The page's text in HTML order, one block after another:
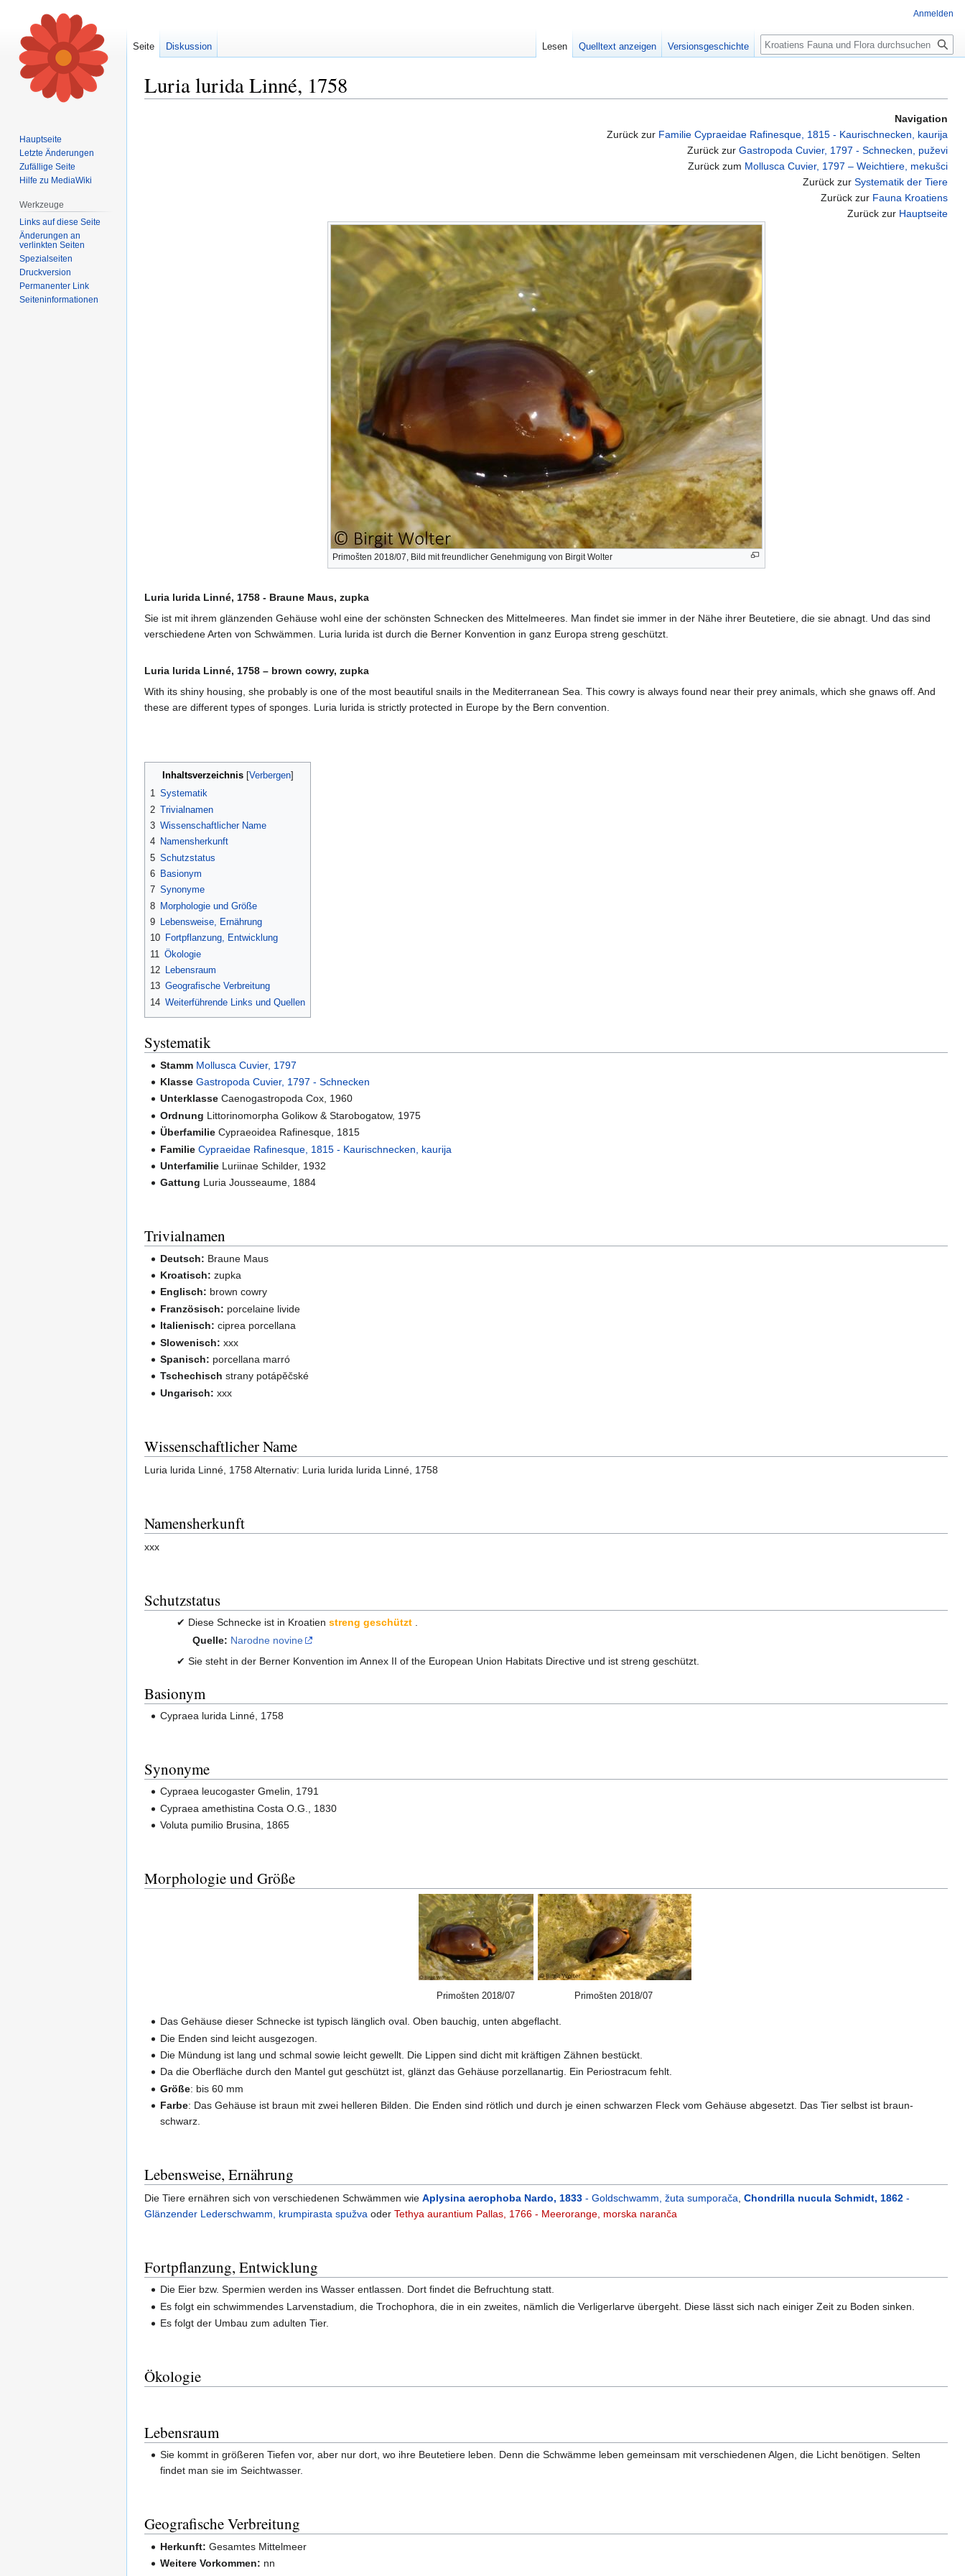
Luria lurida Linné, 1758
Navigation
Zurück zur Familie Cypraeidae Rafinesque, 1815 - Kaurischnecken, kaurija
Zurück zur Gastropoda Cuvier, 1797 - Schnecken, puževi
Zurück zum Mollusca Cuvier, 1797 – Weichtiere, mekušci
Zurück zur Systematik der Tiere
Zurück zur Fauna Kroatiens
Zurück zur Hauptseite
Primošten 2018/07, Bild mit freundlicher Genehmigung von Birgit Wolter
Luria lurida Linné, 1758 - Braune Maus, zupka
Sie ist mit ihrem glänzenden Gehäuse wohl eine der schönsten Schnecken des Mittelmeeres. Man findet sie immer in der Nähe ihrer Beutetiere, die sie abnagt. Und das sind
verschiedene Arten von Schwämmen. Luria lurida ist durch die Berner Konvention in ganz Europa streng geschützt.
Luria lurida Linné, 1758 – brown cowry, zupka
With its shiny housing, she probably is one of the most beautiful snails in the Mediterranean Sea. This cowry is always found near their prey animals, which she gnaws off. And
these are different types of sponges. Luria lurida is strictly protected in Europe by the Bern convention.
Inhaltsverzeichnis
1 Systematik
2 Trivialnamen
3 Wissenschaftlicher Name
4 Namensherkunft
5 Schutzstatus
6 Basionym
7 Synonyme
8 Morphologie und Größe
9 Lebensweise, Ernährung
10 Fortpflanzung, Entwicklung
11 Ökologie
12 Lebensraum
13 Geografische Verbreitung
14 Weiterführende Links und Quellen
Systematik
Stamm Mollusca Cuvier, 1797
Klasse Gastropoda Cuvier, 1797 - Schnecken
Unterklasse Caenogastropoda Cox, 1960
Ordnung Littorinomorpha Golikow & Starobogatow, 1975
Überfamilie Cypraeoidea Rafinesque, 1815
Familie Cypraeidae Rafinesque, 1815 - Kaurischnecken, kaurija
Unterfamilie Luriinae Schilder, 1932
Gattung Luria Jousseaume, 1884
Trivialnamen
Deutsch: Braune Maus
Kroatisch: zupka
Englisch: brown cowry
Französisch: porcelaine livide
Italienisch: ciprea porcellana
Slowenisch: xxx
Spanisch: porcellana marró
Tschechisch strany potápěčské
Ungarisch: xxx
Wissenschaftlicher Name
Luria lurida Linné, 1758 Alternativ: Luria lurida lurida Linné, 1758
Namensherkunft
xxx
Schutzstatus
✔ Diese Schnecke ist in Kroatien streng geschützt
Quelle: Narodne novine
✔ Sie steht in der Berner Konvention im Annex II of the European Union Habitats Directive und ist streng geschützt.
Basionym
Cypraea lurida Linné, 1758
Synonyme
Cypraea leucogaster Gmelin, 1791
Cypraea amethistina Costa O.G., 1830
Voluta pumilio Brusina, 1865
Morphologie und Größe
Primošten 2018/07 Primošten 2018/07
Das Gehäuse dieser Schnecke ist typisch länglich oval. Oben bauchig, unten abgeflacht.
Die Enden sind leicht ausgezogen.
Die Mündung ist lang und schmal sowie leicht gewellt. Die Lippen sind dicht mit kräftigen Zähnen bestückt.
Da die Oberfläche durch den Mantel gut geschützt ist, glänzt das Gehäuse porzellanartig. Ein Periostracum fehlt.
Größe: bis 60 mm
Farbe: Das Gehäuse ist braun mit zwei helleren Bilden. Die Enden sind rötlich und durch je einen schwarzen Fleck vom Gehäuse abgesetzt. Das Tier selbst ist braun-
schwarz.
Lebensweise, Ernährung
Die Tiere ernähren sich von verschiedenen Schwämmen wie Aplysina aerophoba Nardo, 1833 - Goldschwamm, žuta sumporača Chondrilla nucula Schmidt, 1862 -
Glänzender Lederschwamm, krumpirasta spužva oder Tethya aurantium Pallas, 1766 - Meerorange, morska naranča
Fortpflanzung, Entwicklung
Die Eier bzw. Spermien werden ins Wasser entlassen. Dort findet die Befruchtung statt.
Es folgt ein schwimmendes Larvenstadium, die Trochophora, die in ein zweites, nämlich die Verligerlarve übergeht. Diese lässt sich nach einiger Zeit zu Boden sinken.
Es folgt der Umbau zum adulten Tier.
Ökologie
Lebensraum
Sie kommt in größeren Tiefen vor, aber nur dort, wo ihre Beutetiere leben. Denn die Schwämme leben gemeinsam mit verschiedenen Algen, die Licht benötigen. Selten
findet man sie im Seichtwasser.
Geografische Verbreitung
Herkunft: Gesamtes Mittelmeer
Weitere Vorkommen: nn
Anmelden
Seite Diskussion Lesen Quelltext anzeigen Versionsgeschichte Suche
Hauptseite
Letzte Änderungen
Zufällige Seite
Hilfe zu MediaWiki
Werkzeuge
Links auf diese Seite
Änderungen an
verlinkten Seiten
Spezialseiten
Druckversion
Permanenter Link
Seiten­informationen